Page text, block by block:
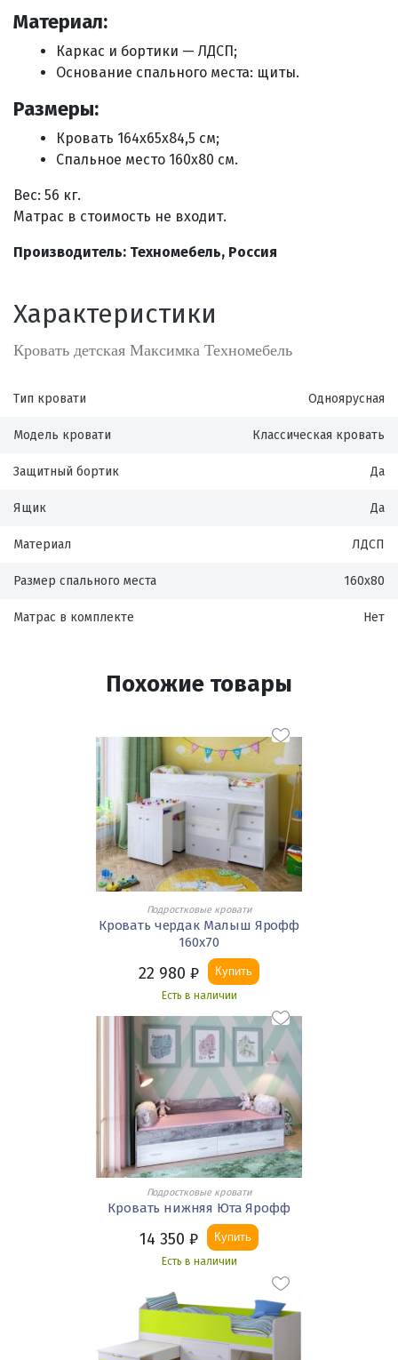
Материал:
Каркас и бортики — ЛДСП;
Основание спального места: щиты.
Размеры:
Кровать 164х65х84,5 см;
Спальное место 160х80 см.
Вес: 56 кг.
Матрас в стоимость не входит.
Производитель: Техномебель, Россия
Характеристики
Кровать детская Максимка Техномебель
Тип кровати Одноярусная
Модель кровати Классическая кровать
Защитный бортик Да
Ящик Да
Материал ЛДСП
Размер спального места 160х80
Матрас в комплекте Нет
Похожие товары
Подростковые кровати
Кровать чердак Малыш Ярофф
160х70
22 980 ₽ Купить
Есть в наличии
Подростковые кровати
Кровать нижняя Юта Ярофф
14 350 ₽ Купить
Есть в наличии